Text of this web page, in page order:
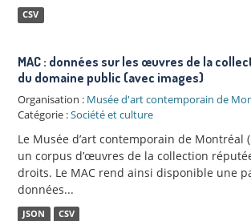
CSV
MAC : données sur les œuvres de la
du domaine public (avec images)
Organisation : Musée d'art contemporain de
Catégorie :Société et culture
Le Musée d’art contemporain de Montréal
un corpus d’œuvres de la collection
droits. Le MAC rend ainsi disponible une
données...
JSON CSV